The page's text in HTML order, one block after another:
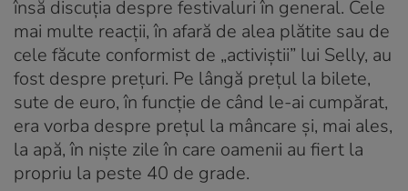
însă discuția despre festivaluri în general. Cele
mai multe reacții, în afară de alea plătite sau de
cele făcute conformist de „activiștii” lui Selly, au
fost despre prețuri. Pe lângă prețul la bilete,
sute de euro, în funcție de când le-ai cumpărat,
era vorba despre prețul la mâncare și, mai ales,
la apă, în niște zile în care oamenii au fiert la
propriu la peste 40 de grade.